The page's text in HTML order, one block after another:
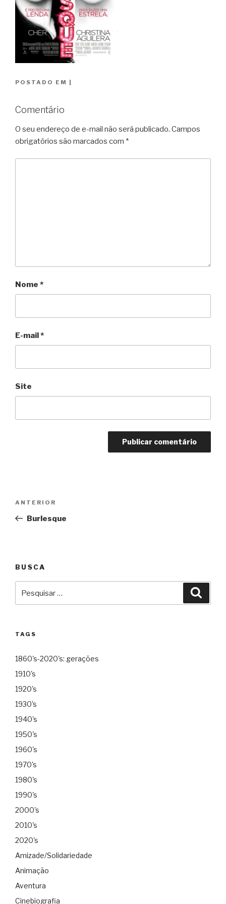
POSTADO EM
Comentário
O seu endereço de e-mail não será publicado. Campos
obrigatórios são marcados com *
Nome *
E-mail*
Site
Post
Anterior
ANTERIOR
Burlesque
BUSCA
por:
TAGS
1860's-2020's: gerações
1910's
1920's
1930's
1940's
1950's
1960's
1970's
1980's
1990's
2000's
2010's
2020's
Amizade/Solidariedade
Animação
Aventura
Cinebiografia